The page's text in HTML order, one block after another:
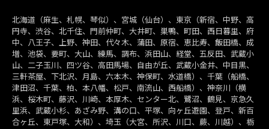
北海道（麻生、札幌、琴似）、宮城（仙台）、東京（新宿、中野、高
円寺、渋谷、北千住、門前仲町、大井町、巣鴨、町田、西日暮里、府
中、八王子、上野、神田、代々木、蒲田、原宿、恵比寿、飯田橋、成
増、池袋、要町、大山、練馬、調布、浜田山、経堂、五反田、武蔵小
山、二子玉川、四ツ谷、高田馬場、自由が丘、武蔵小金井、中目黒、
三軒茶屋、下北沢、月島、六本木、神保町、水道橋）、千葉（船橋、
津田沼、千葉、柏、本八幡、松戸、南流山、西船橋）、神奈川（横
浜、桜木町、藤沢、川崎、本厚木、センター北、鷺沼、鶴見、京急久
里浜、武蔵小杉、あざみ野、溝の口、平塚、向ヶ丘遊園、登戸、新百
合ヶ丘、東戸塚、大和）、埼玉（大宮、所沢、川口、蕨、川越）、栃